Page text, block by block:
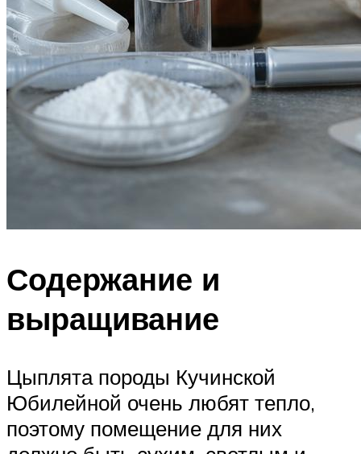
Содержание и
выращивание
Цыплята породы Кучинской
Юбилейной очень любят тепло,
поэтому помещение для них